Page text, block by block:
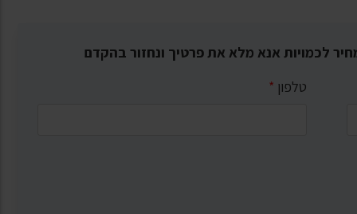
לכמויות אנא מלא את פרטיך ונחזור בהקדם
טלפון *